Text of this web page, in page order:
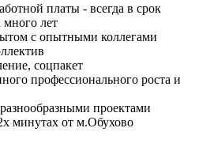
платы - всегда в срок
много лет
с опытными коллегами
соцпакет
профессионального роста и
проектами
минутах от м.Обухово